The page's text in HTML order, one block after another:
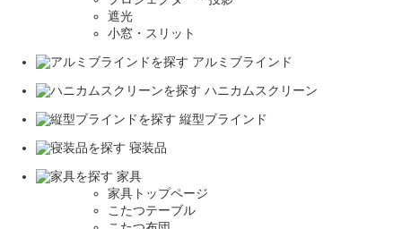
遮光
小窓・スリット
アルミブラインド
ハニカムスクリーン
縦型ブラインド
寝装品
家具
家具トップページ
こたつテーブル